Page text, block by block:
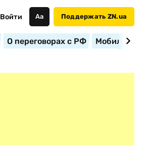
Войти Аа Поддержать ZN.ua
О переговорах с РФ